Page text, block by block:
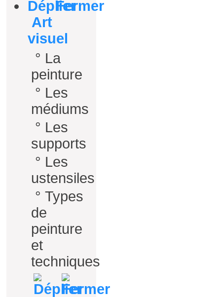
Art
visuel
° La
peinture
° Les
médiums
° Les
supports
° Les
ustensiles
° Types
de
peinture
et
techniques